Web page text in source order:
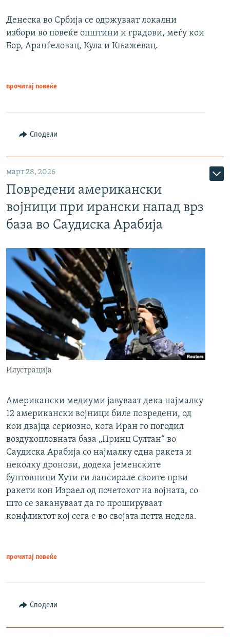
Денеска во Србија се одржуваат локални
избори во повеќе општини и градови, меѓу кои
Бор, Аранѓеловац, Кула и Књажевац.
прочитај повеќе
Сподели
март 28, 2026
Повредени американски
војници при ирански напад врз
база во Саудиска Арабија
Илустрација
Американски медиуми јавуваат дека најмалку
12 американски војници биле повредени, од
кои двајца сериозно, кога Иран го погодил
воздухопловната база „Принц Султан“ во
Саудиска Арабија со најмалку една ракета и
неколку дронови, додека јеменските
бунтовници Хути ги лансирале своите први
ракети кон Израел од почетокот на војната, со
што се закануваат да го прошируваат
конфликтот кој сега е во својата петта недела.
прочитај повеќе
Сподели